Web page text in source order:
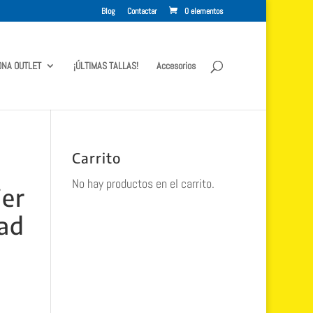
Blog Contactar 0 elementos
OUTLET ¡ÚLTIMAS TALLAS! Accesorios
Carrito
No hay productos en el carrito.